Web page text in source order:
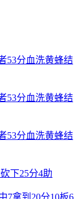
53分血洗黄蜂结
53分血洗黄蜂结
53分血洗黄蜂结
下25分4助
7拿到20分10板6